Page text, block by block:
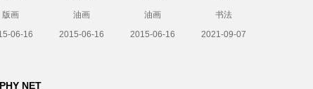
版画
06-16
油画
2015-06-16
油画
2015-06-16
书法
2021-09-07
NET